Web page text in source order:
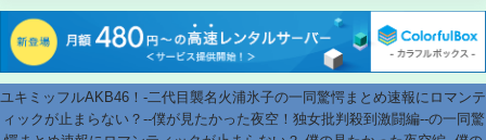
ユキミッフルAKB46！-二代目襲名火浦氷子の一同驚愕まとめ速報にロマンテ
ィックが止まらない？--僕が見たかった夜空！独女批判殺到激闘編--の一同驚